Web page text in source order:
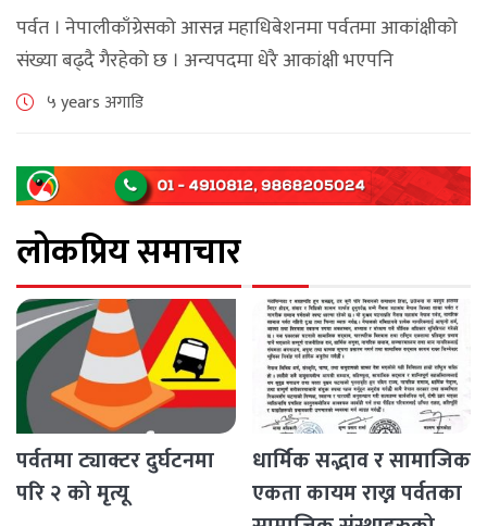
पर्वत । नेपालीकाँग्रेसको आसन्न महाधिबेशनमा पर्वतमा आकांक्षीको
संख्या बढ्दै गैरहेको छ । अन्यपदमा धेरै आकांक्षी भएपनि
सभापतिमा भने को उम्मेदवार बन्ने हुन भन्ने रोचक विषय बनेको छ ।
५ years अगाडि
लोकप्रिय समाचार
पर्वतमा ट्याक्टर दुर्घटनमा
परि २ को मृत्यू
धार्मिक सद्भाव र सामाजिक
एकता कायम राख्न पर्वतका